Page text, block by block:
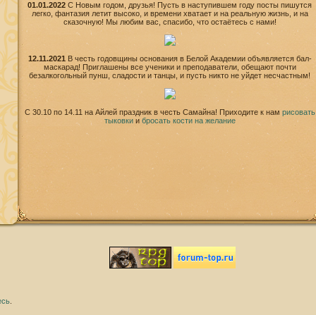
01.01.2022 С Новым годом, друзья! Пусть в наступившем году посты пишутся
легко, фантазия летит высоко, и времени хватает и на реальную жизнь, и на
сказочную! Мы любим вас, спасибо, что остаётесь с нами!
12.11.2021
В честь годовщины основания в Белой Академии объявляется бал-
маскарад! Приглашены все ученики и преподаватели, обещают почти
безалкогольный пунш, сладости и танцы, и пусть никто не уйдет несчастным!
С 30.10 по 14.11 на Айлей праздник в честь Самайна! Приходите к нам рисовать
тыковкии бросать кости на желание
.